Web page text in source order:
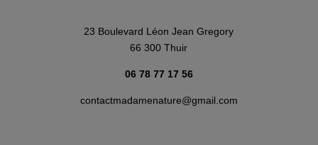
23 Boulevard Léon Jean Gregory
66 300 Thuir
06 78 77 17 56
contactmadamenature@gmail.com